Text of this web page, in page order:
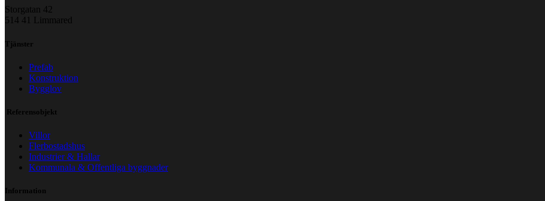
Storgatan 42
514 41 Limmared
Tjänster
Prefab
Konstruktion
Bygglov
Referensobjekt
Villor
Flerbostadshus
Industrier & Hallar
Kommunala & Offentliga byggnader
Information